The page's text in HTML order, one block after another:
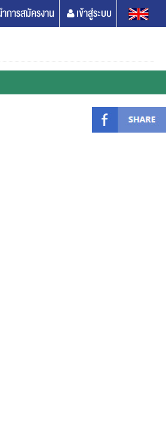
การสมัครงาน เข้าสู่ระบบ